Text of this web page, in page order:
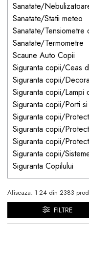
Sanatate/
Sanatate/Statii meteo
Sanatate/Tensiometre
Sanatate/Termometre
Scaune Auto Copii
Siguranta copii/Ceas
Siguranta copii/
Siguranta copii/Lampi
Siguranta copii/Porti
Siguranta copii/
Siguranta copii/
Siguranta copii/
Siguranta copii/
Siguranta Copilului
Afiseaza: 1-24 din 2383
FILTRE